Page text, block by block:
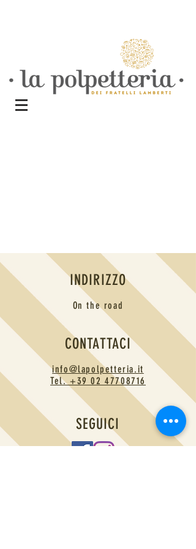
INDIRIZZO
On the road
CONTATTACI
info@lapolpetteria.it
Tel. +39 02 47708716
SEGUICI